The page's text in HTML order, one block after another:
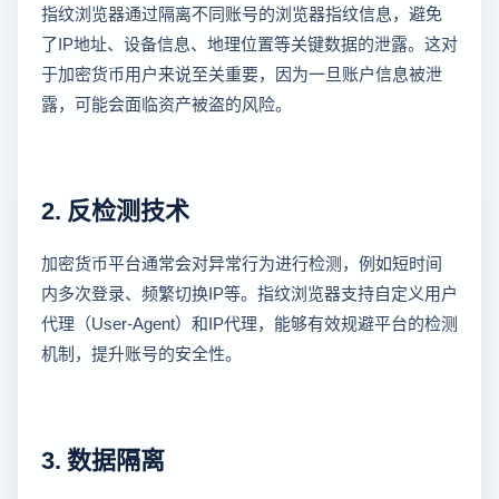
指纹浏览器通过隔离不同账号的浏览器指纹信息，避免
了IP地址、设备信息、地理位置等关键数据的泄露。这对
于加密货币用户来说至关重要，因为一旦账户信息被泄
露，可能会面临资产被盗的风险。
2. 反检测技术
加密货币平台通常会对异常行为进行检测，例如短时间
内多次登录、频繁切换IP等。指纹浏览器支持自定义用户
代理（User-Agent）和IP代理，能够有效规避平台的检测
机制，提升账号的安全性。
3. 数据隔离